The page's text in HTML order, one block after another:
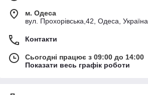
м. Одеса
вул. Прохорівська,42, Одеса, Україна
Контакти
Сьогодні працює з 09:00 до 14:00
Показати весь графік роботи